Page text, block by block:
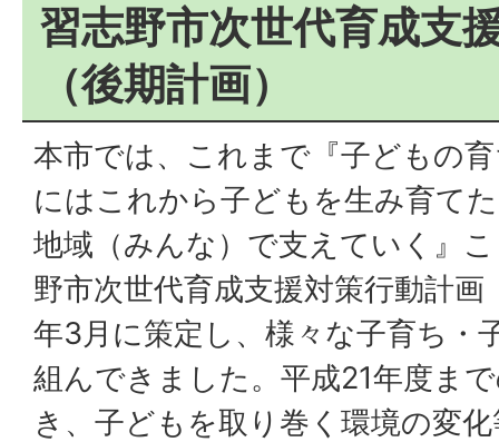
習志野市次世代育成支
（後期計画）
本市では、これまで『子どもの
にはこれから子どもを生み育て
地域（みんな）で支えていく』
野市次世代育成支援対策行動計画
年3月に策定し、様々な子育ち・
組んできました。平成21年度ま
き、子どもを取り巻く環境の変